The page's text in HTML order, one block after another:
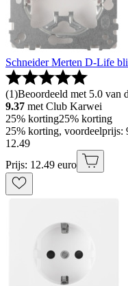
Schneider Merten D-Life
(1)Beoordeeld met 5.0 van
9.37 met Club Karwei
25% korting25% korting
25% korting, voordeelprijs:
12.49
Prijs: 12.49 euro